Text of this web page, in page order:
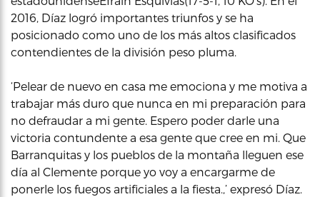
2016, Díaz logró importantes triunfos y se ha
posicionado como uno de los más altos clasificados
contendientes de la división peso pluma.
‘Pelear de nuevo en casa me emociona y me motiva a
trabajar más duro que nunca en mi preparación para
no defraudar a mi gente. Espero poder darle una
victoria contundente a esa gente que cree en mi. Que
Barranquitas y los pueblos de la montaña lleguen ese
día al Clemente porque yo voy a encargarme de
ponerle los fuegos artificiales a la fiesta.,’ expresó Díaz.